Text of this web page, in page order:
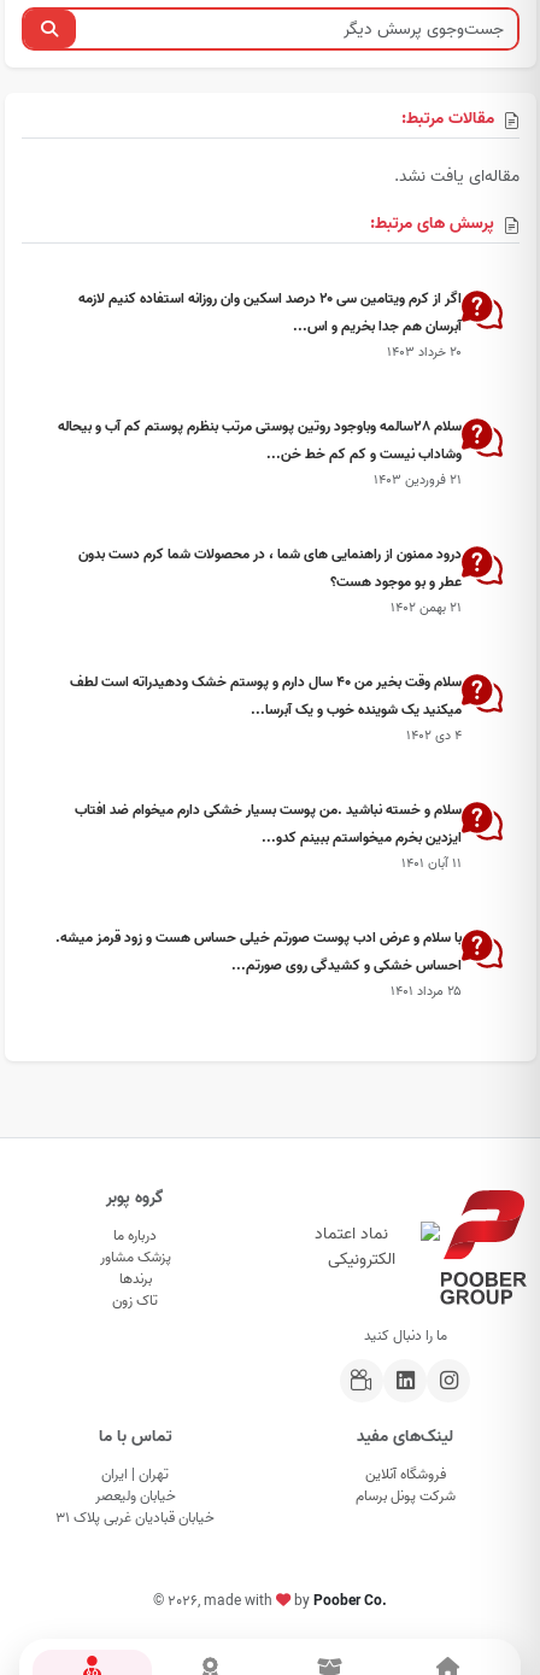
مقالات مرتبط:
مقاله‌ای یافت نشد.
پرسش های مرتبط:
اگر از کرم ویتامین سی ۲۰ درصد اسکین وان روزانه استفاده کنیم لازمه
آبرسان هم جدا بخریم و اس...
۲۰ خرداد ۱۴۰۳
سلام 28سالمه وباوجود روتین پوستی مرتب بنظرم پوستم کم آب و بیحاله
وشاداب نیست و کم کم خط خن...
۲۱ فروردین ۱۴۰۳
درود ممنون از راهنمایی های شما ، در محصولات شما کرم دست بدون
عطر و بو موجود هست؟
۲۱ بهمن ۱۴۰۲
سلام وقت بخیر من ۴۰ سال دارم و پوستم خشک ودهیدراته است لطف
میکنید یک شوینده خوب و یک آبرسا...
۴ دی ۱۴۰۲
سلام و خسته نباشید .من پوست بسیار خشکی دارم میخوام ضد افتاب
ایزدین بخرم میخواستم ببینم کدو...
۱۱ آبان ۱۴۰۱
با سلام و عرض ادب پوست صورتم خیلی حساس هست و زود قرمز میشه.
احساس خشکی و کشیدگی روی صورتم...
۲۵ مرداد ۱۴۰۱
ما را دنبال کنید
گروه پوبر
درباره ما
پزشک مشاور
برندها
تاک زون
لینک‌های مفید
فروشگاه آنلاین
شرکت پونل برسام
تماس با ما
تهران | ایران
خیابان ولیعصر
خیابان قبادیان غربی پلاک ۳۱
© 2026, made with byPoober Co.